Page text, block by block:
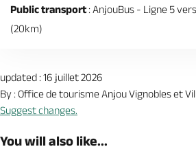
Public transport: AnjouBus - Ligne 5
(20km)
updated : 16 juillet 2026
By : Office de tourisme Anjou Vignobles et
Suggest changes.
You will also like...